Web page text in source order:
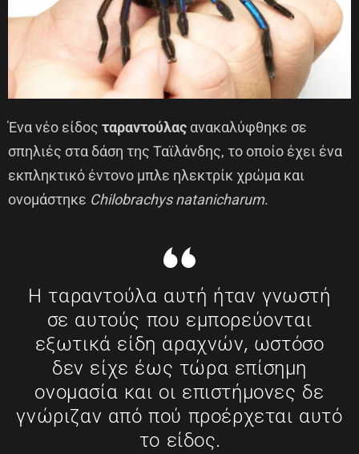
Ένα νέο είδος ταραντούλας ανακαλύφθηκε σε
σπηλιές στα δάση της Ταϊλάνδης, το οποίο έχει ένα
εκπληκτικό έντονο μπλε ηλεκτρίκ χρώμα και
ονομάστηκε Chilobrachys natanicharum.
Η ταραντούλα αυτή ήταν γνωστή
σε αυτούς που εμπορεύονται
εξωτικά είδη αραχνών, ωστόσο
δεν είχε έως τώρα επίσημη
ονομασία και οι επιστήμονες δε
γνώριζαν από πού προέρχεται αυτό
το είδος.